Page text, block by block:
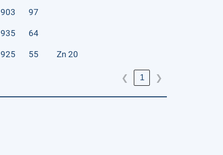
903 97
935 64
925 55 Zn 20
❮ 1 ❯